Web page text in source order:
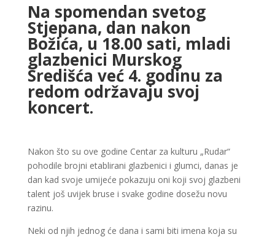
Na spomendan svetog
Stjepana, dan nakon
Božića, u 18.00 sati, mladi
glazbenici Murskog
Središća već 4. godinu za
redom održavaju svoj
koncert.
Nakon što su ove godine Centar za kulturu „Rudar“
pohodile brojni etablirani glazbenici i glumci, danas je
dan kad svoje umijeće pokazuju oni koji svoj glazbeni
talent još uvijek bruse i svake godine dosežu novu
razinu.
Neki od njih jednog će dana i sami biti imena koja su